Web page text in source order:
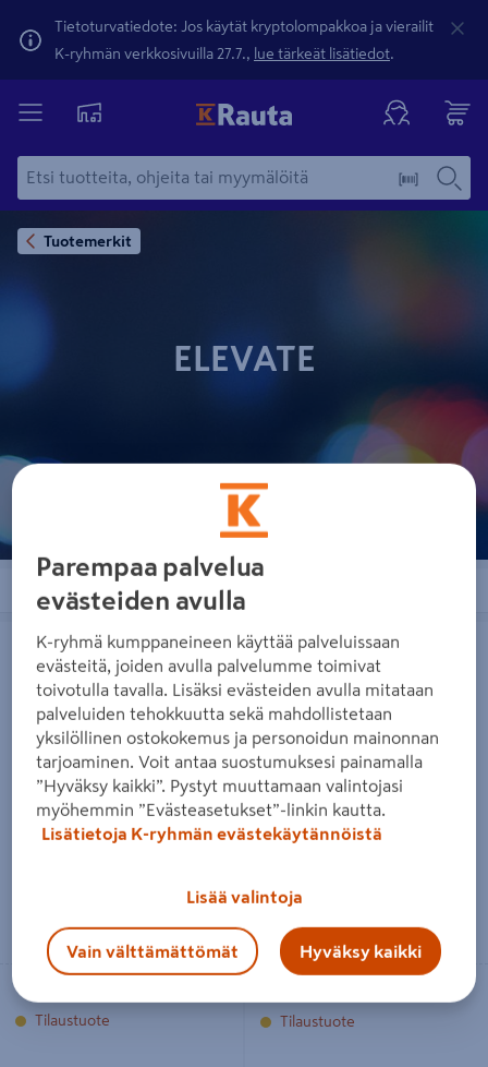
Tietoturvatiedote: Jos käytät kryptolompakkoa ja vierailit
K-ryhmän verkkosivuilla 27.7., lue tärkeät lisätiedot.
Tuotemerkit
ELEVATE
Järjestä
Puhdistusprimer 0,95 l
Puhdistusprimer 0,95 l
92,90€/kpl
Vain myymälöistä
Tilaustuote
Kumikitti Firestone allaskumille
Kumikitti Firestone allaskumille
27,90€/kpl
Tilaustuote
Parempaa palvelua
evästeiden avulla
K-ryhmä kumppaneineen käyttää palveluissaan
evästeitä, joiden avulla palvelumme toimivat
toivotulla tavalla. Lisäksi evästeiden avulla mitataan
palveluiden tehokkuutta sekä mahdollistetaan
yksilöllinen ostokokemus ja personoidun mainonnan
tarjoaminen. Voit antaa suostumuksesi painamalla
”Hyväksy kaikki”. Pystyt muuttamaan valintojasi
myöhemmin ”Evästeasetukset”-linkin kautta.
Lisätietoja K-ryhmän evästekäytännöistä
Lisää valintoja
Vain välttämättömät Hyväksy kaikki